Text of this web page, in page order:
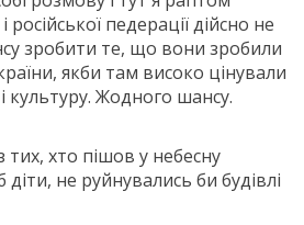
педерації дійсно не
зробити те, що вони зробили
якби там високо цінували
культуру. Жодного шансу.
тих, хто пішов у небесну
не руйнувались би будівлі